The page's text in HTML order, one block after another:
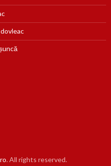
. All rights reserved.